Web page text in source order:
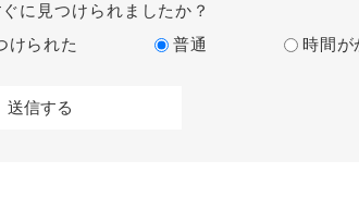
に見つけられましたか？
けられた
普通 時間が